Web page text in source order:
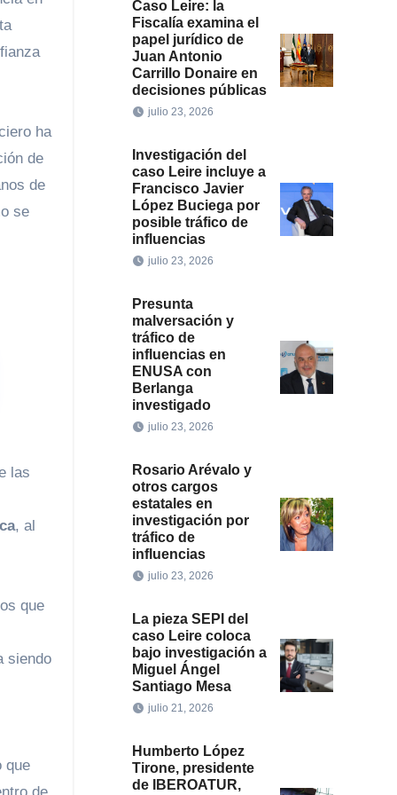
ha
de
de
se
las
, al
que
siendo
que
Caso Leire: la
Fiscalía examina el
papel jurídico de
Juan Antonio
Carrillo Donaire en
decisiones públicas
julio 23, 2026
Investigación del
caso Leire incluye a
Francisco Javier
López Buciega por
posible tráfico de
influencias
julio 23, 2026
Presunta
malversación y
tráfico de
influencias en
ENUSA con
Berlanga
investigado
julio 23, 2026
Rosario Arévalo y
otros cargos
estatales en
investigación por
tráfico de
influencias
julio 23, 2026
La pieza SEPI del
caso Leire coloca
bajo investigación a
Miguel Ángel
Santiago Mesa
julio 21, 2026
Humberto López
Tirone, presidente
de IBEROATUR,